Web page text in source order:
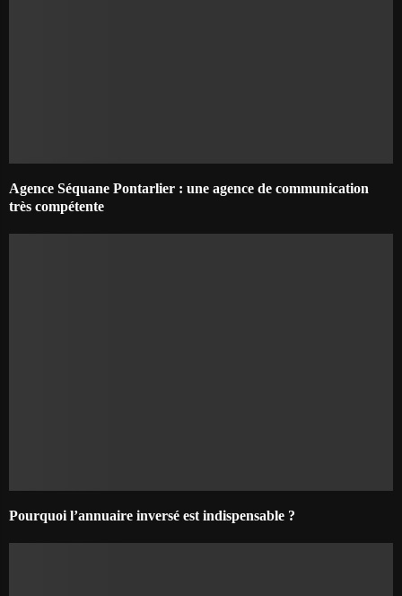
Agence Séquane Pontarlier : une agence de communication
très compétente
Pourquoi l’annuaire inversé est indispensable ?